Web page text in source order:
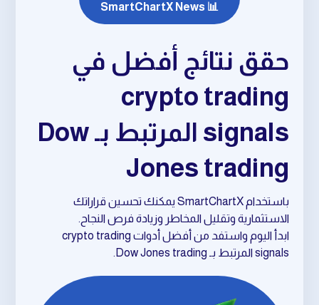
📊 SmartChartX News
حقق نتائج أفضل في
crypto trading
signals المرتبط بـ Dow
Jones trading
باستخدام SmartChartX يمكنك تحسين قراراتك
الاستثمارية وتقليل المخاطر وزيادة فرص النجاح.
ابدأ اليوم واستفد من أفضل أدوات crypto trading
signals المرتبط بـ Dow Jones trading.